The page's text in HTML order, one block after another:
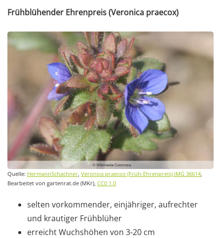
Frühblühender Ehrenpreis (Veronica praecox)
Quelle: HermannSchachner Veronica praecox (Früh-Ehrenpreis) IMG 36614
Bearbeitet von gartenrat.de (MKr), CC0 1.0
selten vorkommender, einjähriger, aufrechter
und krautiger Frühblüher
erreicht Wuchshöhen von 3-20 cm